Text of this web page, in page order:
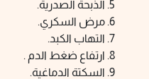
الذبحة الصدرية.
مرض السكري.
التهاب الكبد.
ارتفاع ضغط الدم .
السكتة الدماغية.